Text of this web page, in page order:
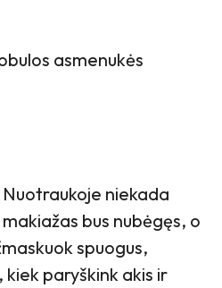
asmenukės
Nuotraukoje niekada
bus nubėgęs, o
spuogus,
kiek paryškink akis ir